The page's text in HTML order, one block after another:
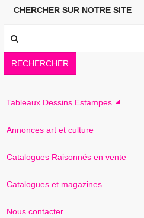
CHERCHER SUR NOTRE SITE
RECHERCHER
Tableaux Dessins Estampes
Annonces art et culture
Catalogues Raisonnés en vente
Catalogues et magazines
Nous contacter